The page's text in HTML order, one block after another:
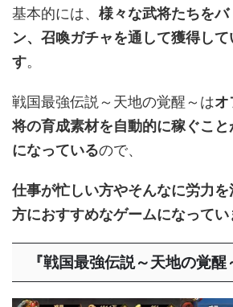
基本的には、 様々な武将たちをバ
ン、召喚ガチャを通して獲得して
す。
戦国最強伝説～天地の覚醒～はオ
将の育成素材を自動的に稼ぐこ
になっているので、
仕事が忙しい方やそんなに労力
方におすすめなゲームになってい
『戦国最強伝説～天地の覚醒